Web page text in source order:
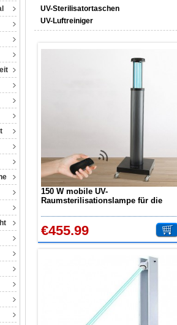
UV-Sterilisatortaschen
UV-Luftreiniger
150 W mobile UV-
Raumsterilisationslampe für die
Körpers UVC-Desinfektionslicht mit
Radarsenso
€455.99